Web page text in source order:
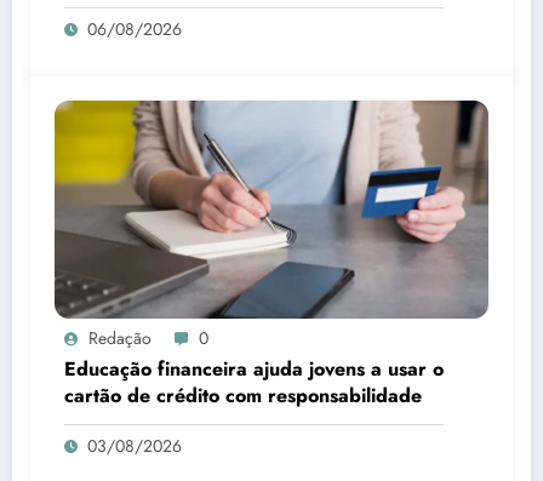
06/08/2026
Redação 0
Educação financeira ajuda jovens a usar o
cartão de crédito com responsabilidade
03/08/2026